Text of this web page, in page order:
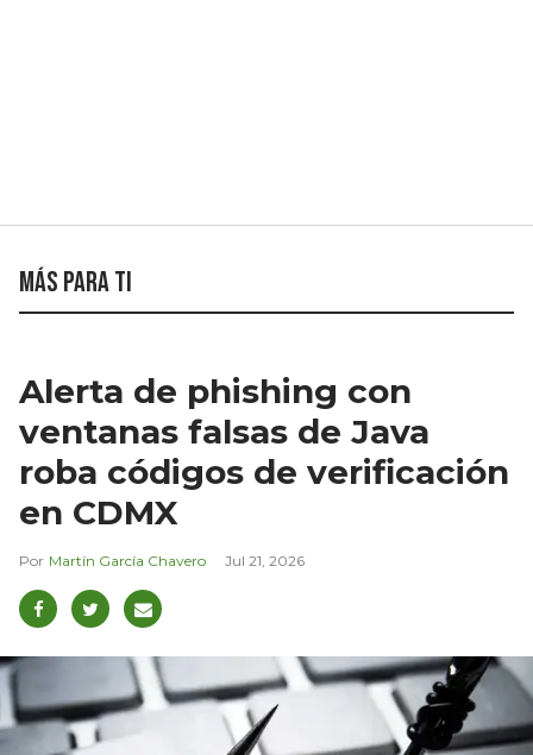
Más para ti
Alerta de phishing con
ventanas falsas de Java
roba códigos de verificación
en CDMX
Martín García Chavero Jul 21, 2026